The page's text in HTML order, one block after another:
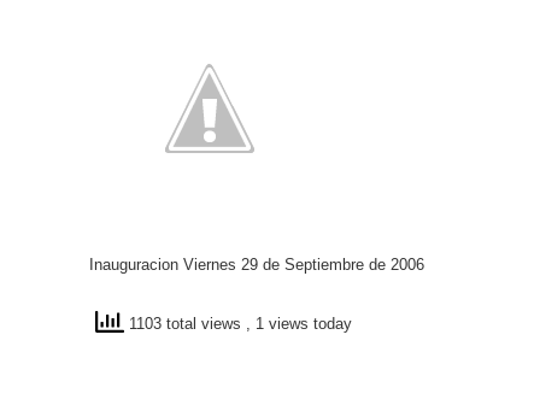
Inauguracion Viernes 29 de Septiembre de 2006
1103 total views , 1 views today